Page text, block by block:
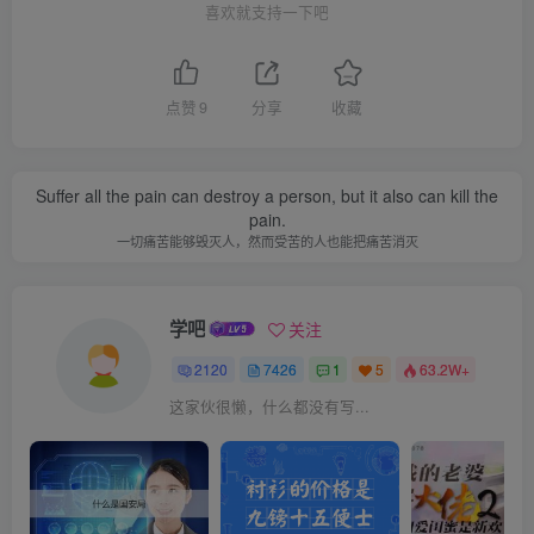
喜欢就支持一下吧
点赞 9 分享 收藏
Suffer all the pain can destroy a person, but it also can kill the
pain.
一切痛苦能够毁灭人，然而受苦的人也能把痛苦消灭
学吧 关注
2120 7426 1 5 63.2W+
这家伙很懒，什么都没有写...